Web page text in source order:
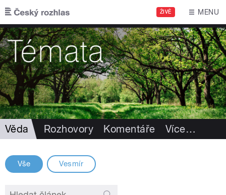
Přejít k hlavnímu obsahu
ŽIVĚ MENU
Věda Rozhovory Komentáře Více…
Vše Vesmír